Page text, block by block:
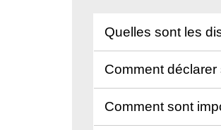
Quelles sont les
Comment
Comment sont